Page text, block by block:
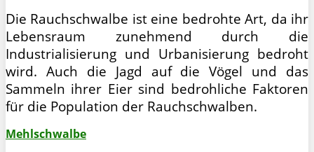
Die Rauchschwalbe ist eine bedrohte Art, da ihr
Lebensraum zunehmend durch die
Industrialisierung und Urbanisierung bedroht
wird. Auch die Jagd auf die Vögel und das
Sammeln ihrer Eier sind bedrohliche Faktoren
für die Population der Rauchschwalben.
Mehlschwalbe